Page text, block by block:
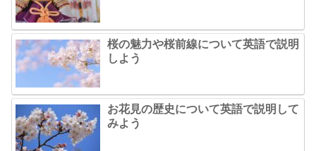
桜の魅力や桜前線について英語で説明
しよう
お花見の歴史について英語で説明して
みよう